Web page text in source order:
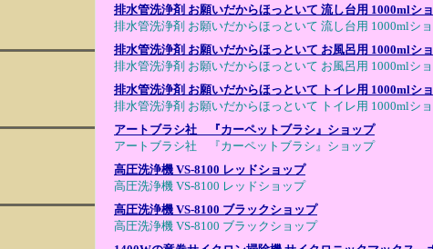
排水管洗浄剤 お願いだからほっといて 流し台用 1000mlシ
排水管洗浄剤 お願いだからほっといて 流し台用 1000mlシ
排水管洗浄剤 お願いだからほっといて お風呂用 1000mlシ
排水管洗浄剤 お願いだからほっといて お風呂用 1000mlシ
排水管洗浄剤 お願いだからほっといて トイレ用 1000mlシ
排水管洗浄剤 お願いだからほっといて トイレ用 1000mlシ
アートブラシ社 『カーペットブラシ』ショップ
アートブラシ社 『カーペットブラシ』ショップ
高圧洗浄機 VS-8100 レッドショップ
高圧洗浄機 VS-8100 レッドショップ
高圧洗浄機 VS-8100 ブラックショップ
高圧洗浄機 VS-8100 ブラックショップ